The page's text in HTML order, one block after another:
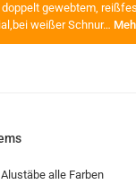
gewebtem,
weißer Schnur…